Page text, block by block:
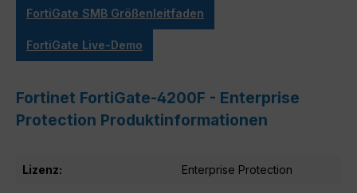
FortiGate SMB Größenleitfaden
FortiGate Live-Demo
Fortinet FortiGate-4200F - Enterprise
Protection Produktinformationen
Lizenz: Enterprise Protection